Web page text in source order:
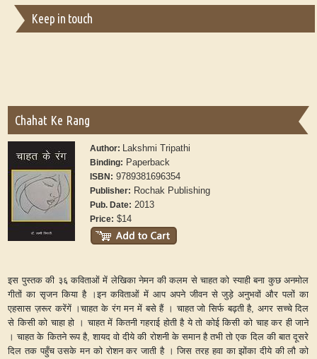
Keep in touch
Chahat Ke Rang
Author: Lakshmi Tripathi
Binding: Paperback
ISBN: 9789381696354
Publisher: Rochak Publishing
Pub. Date: 2013
Price: $14
इस पुस्तक की ३६ कविताओं मेंलेखिका नेमन की कलम से चाहत को स्याही बना कुछ अनमोल
गीतों का सृजन किया है।इन कविताओं में आप अपने जीवन से जुड़े अनुभवों और पलों का
एहसास ज़रूर करेंगें ।चाहत के रंग मन में बसे हैं। चाहत जो सिर्फ बढ़ती है, अगर सच्चे दिल
से किसी को चाहा हो । चाहत में कितनी गहराई होती है ये तो कोई किसी को चाह कर ही जाने
। चाहत के कितने रूप है, शायद वो दीये की रोशनी के समान है तभी तो एक दिल की बात दूसरे
दिल तक पहुँच उसके मन को रोशन कर जाती है। जिस तरह हवा का झोंका दीये की लौ को